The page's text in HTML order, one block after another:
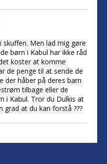
skuffen. Men lad mig gøre
børn i Kabul har ikke råd
koster at komme
de penge til at sende de
der håber på deres barn
tilbage eller de
i Kabul. Tror du Dulkis at
grad at du kan forstå ???